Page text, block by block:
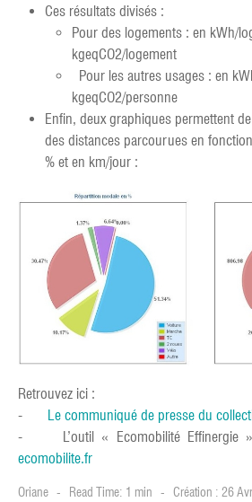
Ces résultats divisés :
Pour des logements : en kWh/
kgeqCO2/logement
Pour les autres usages : en
kgeqCO2/personne
Enfin, deux graphiques permettent
des distances parcourues en
% et en km/jour :
Retrouvez ici :
- Le communiqué de presse du
- L’outil « Ecomobilité Effinergie
ecomobilite.fr
Oriane Read Time: 1 min Création : 26